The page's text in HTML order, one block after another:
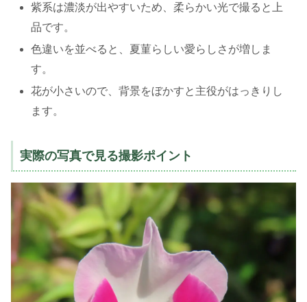
紫系は濃淡が出やすいため、柔らかい光で撮ると上
品です。
色違いを並べると、夏菫らしい愛らしさが増しま
す。
花が小さいので、背景をぼかすと主役がはっきりし
ます。
実際の写真で見る撮影ポイント